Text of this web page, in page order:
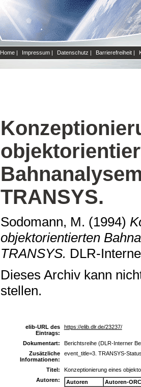
Home | Impressum | Datenschutz | Barrierefreiheit |
TRANSYS.
Sodomann, M. (1994)
objektorientierten
TRANSYS. DLR-
Dieses Archiv kann
stellen.
elib-URL des
Eintrags:
https://elib.dlr.de/23237/
Dokumentart:
Berichtsreihe (DLR-Interner
Zusätzliche
Informationen:
event_title=3. TRANSYS-
Titel:
Konzeptionierung eines
Autoren:
Autoren
Autoren-